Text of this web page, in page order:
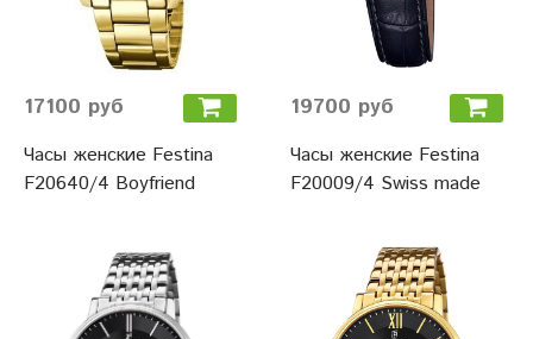
17100 руб
Часы женские Festina
F20640/4 Boyfriend
19700 руб
Часы женские Festina
F20009/4 Swiss made